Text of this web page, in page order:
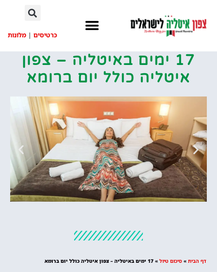
כרטיסים | מלונות
17 ימים באיטליה – צפון
איטליה כולל יום ברומא
מציאת מלון
דף הבית » סיכום טיול » 17 ימים באיטליה – צפון איטליה כולל יום ברומא